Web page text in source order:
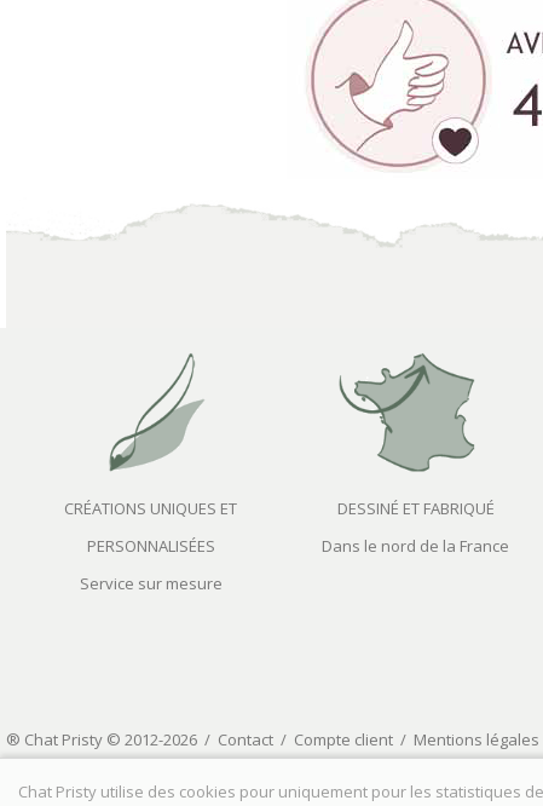
CRÉATIONS UNIQUES ET
PERSONNALISÉES
Service sur mesure
DESSINÉ ET FABRIQUÉ
Dans le nord de la France
® Chat Pristy © 2012-2026 / Contact / Compte client / Mentions légales
Chat Pristy utilise des cookies pour uniquement pour les statistiques